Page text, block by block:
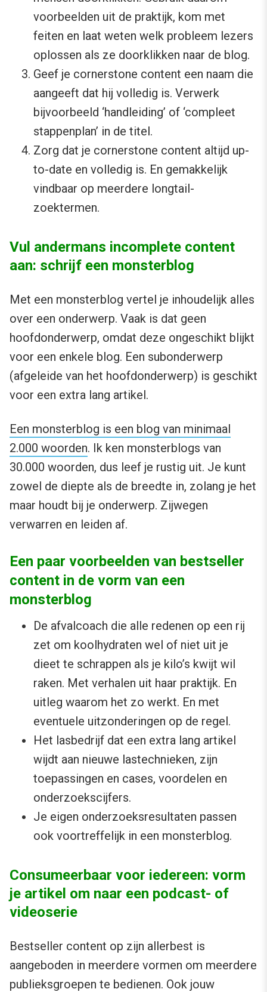
voorbeelden uit de praktijk, kom met
feiten en laat weten welk probleem lezers
oplossen als ze doorklikken naar de blog.
Geef je cornerstone content een naam die
aangeeft dat hij volledig is. Verwerk
bijvoorbeeld ‘handleiding’ of ‘compleet
stappenplan’ in de titel.
Zorg dat je cornerstone content altijd up-
to-date en volledig is. En gemakkelijk
vindbaar op meerdere longtail-
zoektermen.
Vul andermans incomplete content
aan: schrijf een monsterblog
Met een monsterblog vertel je inhoudelijk alles
over een onderwerp. Vaak is dat geen
hoofdonderwerp, omdat deze ongeschikt blijkt
voor een enkele blog. Een subonderwerp
(afgeleide van het hoofdonderwerp) is geschikt
voor een extra lang artikel.
Een monsterblog is een blog van minimaal
2.000 woorden. Ik ken monsterblogs van
30.000 woorden, dus leef je rustig uit. Je kunt
zowel de diepte als de breedte in, zolang je het
maar houdt bij je onderwerp. Zijwegen
verwarren en leiden af.
Een paar voorbeelden van bestseller
content in de vorm van een
monsterblog
De afvalcoach die alle redenen op een rij
zet om koolhydraten wel of niet uit je
dieet te schrappen als je kilo’s kwijt wil
raken. Met verhalen uit haar praktijk. En
uitleg waarom het zo werkt. En met
eventuele uitzonderingen op de regel.
Het lasbedrijf dat een extra lang artikel
wijdt aan nieuwe lastechnieken, zijn
toepassingen en cases, voordelen en
onderzoekscijfers.
Je eigen onderzoeksresultaten passen
ook voortreffelijk in een monsterblog.
Consumeerbaar voor iedereen: vorm
je artikel om naar een podcast- of
videoserie
Bestseller content op zijn allerbest is
aangeboden in meerdere vormen om meerdere
publieksgroepen te bedienen. Ook jouw